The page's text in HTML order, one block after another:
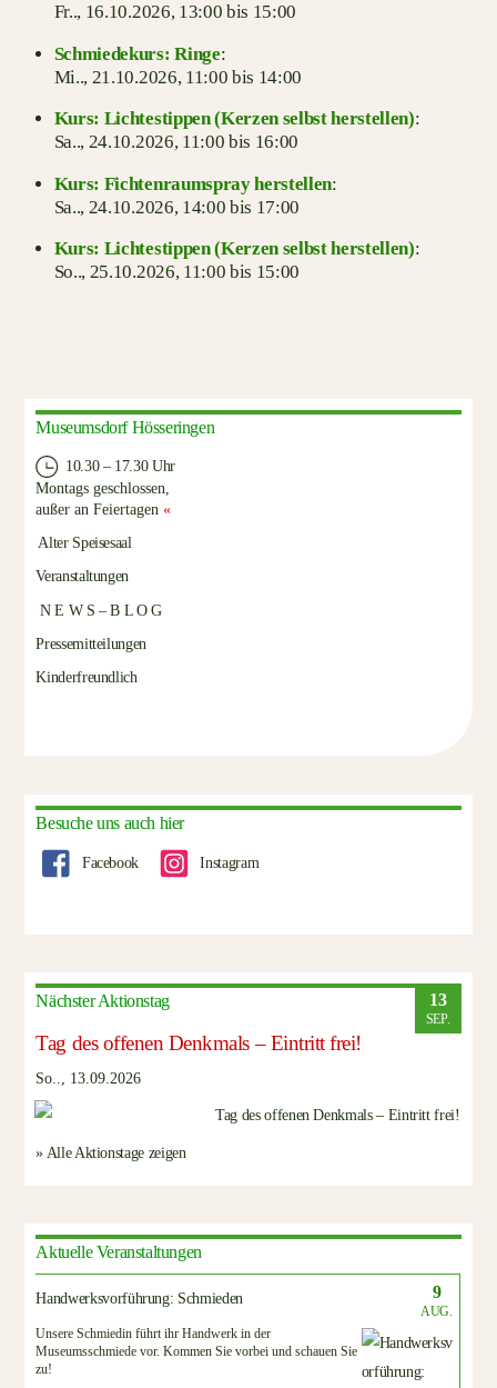
Fr.., 16.10.2026, 13:00 bis 15:00
Schmiedekurs: Ringe:
Mi.., 21.10.2026, 11:00 bis 14:00
Kurs: Lichtestippen (Kerzen selbst herstellen):
Sa.., 24.10.2026, 11:00 bis 16:00
Kurs: Fichtenraumspray herstellen:
Sa.., 24.10.2026, 14:00 bis 17:00
Kurs: Lichtestippen (Kerzen selbst herstellen):
So.., 25.10.2026, 11:00 bis 15:00
Museumsdorf Hösseringen
10.30 – 17.30 Uhr
Montags geschlossen,
außer an Feiertagen«
Alter Speisesaal
Veranstaltungen
N E W S – B L O G
Pressemitteilungen
Kinderfreundlich
Besuche uns auch hier
Facebook Instagram
Nächster Aktionstag 13
SEP.
Tag des offenen Denkmals – Eintritt frei!
So.., 13.09.2026
» Alle Aktionstage zeigen
Aktuelle Veranstaltungen
Handwerksvorführung: Schmieden 9
AUG.
Unsere Schmiedin führt ihr Handwerk in der
Museumsschmiede vor. Kommen Sie vorbei und schauen Sie
zu!